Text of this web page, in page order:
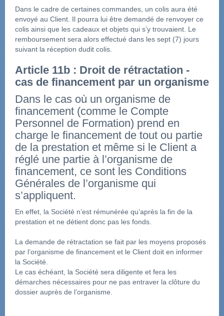
Dans le cadre de certaines commandes, un colis aura été
envoyé au Client. Il pourra lui être demandé de renvoyer ce
colis ainsi que les cadeaux et objets qui s’y trouvaient. Le
remboursement sera alors effectué dans les sept (7) jours
suivant la réception dudit colis.
Article 11b : Droit de rétractation -
cas de financement par un organisme
Dans le cas où un organisme de
financement (comme le Compte
Personnel de Formation) prend en
charge le financement de tout ou partie
de la prestation et même si le Client a
réglé une partie à l’organisme de
financement, ce sont les Conditions
Générales de l’organisme qui
s’appliquent.
En effet, la Société n’est rémunérée qu’après la fin de la
prestation et ne détient donc pas les fonds.
La demande de rétractation se fait par les moyens proposés
par l’organisme de financement et le Client doit en informer
la Société.
Le cas échéant, la Société sera diligente et fera les
démarches nécessaires pour ne pas entraver la clôture du
dossier auprès de l’organisme.